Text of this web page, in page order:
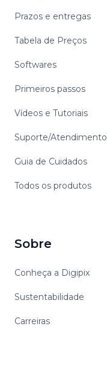
Prazos e entregas
Tabela de Preços
Softwares
Primeiros passos
Vídeos e Tutoriais
Suporte/Atendimento
Guia de Cuidados
Todos os produtos
Sobre
Conheça a Digipix
Sustentabilidade
Carreiras